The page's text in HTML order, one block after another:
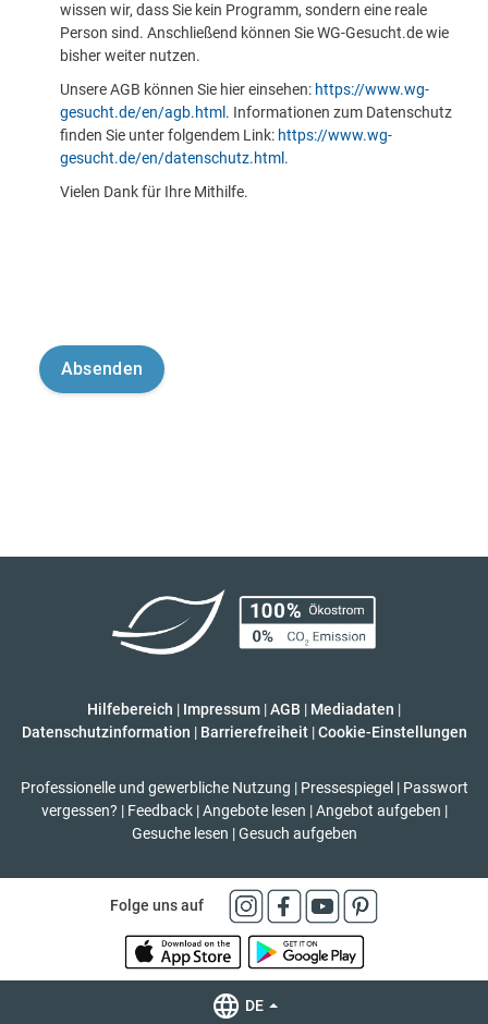
wissen wir, dass Sie kein Programm, sondern eine reale
Person sind. Anschließend können Sie WG-Gesucht.de wie
bisher weiter nutzen.
Unsere AGB können Sie hier einsehen: https://www.wg-
gesucht.de/en/agb.html . Informationen zum Datenschutz
finden Sie unter folgendem Link: https://www.wg-
gesucht.de/en/datenschutz.html .
Vielen Dank für Ihre Mithilfe.
Hilfebereich | Impressum |AGB | Mediadaten |
Datenschutzinformation | Barrierefreiheit | Cookie-Einstellungen
Professionelle und gewerbliche Nutzung | Pressespiegel | Passwort
vergessen? | Feedback | Angebote lesen | Angebot aufgeben |
Gesuche lesen | Gesuch aufgeben
Folge uns auf
DE